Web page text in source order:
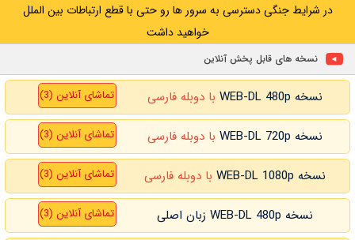
در شرایط جنگی دسترسی به سرور ها رو حتی با قطع ارتباطات بین الملل
خواهید داشت
نسخه های قابل پخش آنلاین
نسخه WEB-DL 480p با دوبله فارسی تماشای آنلاین (3)
نسخه WEB-DL 720p با دوبله فارسی تماشای آنلاین (3)
نسخه WEB-DL 1080p با دوبله فارسی تماشای آنلاین (3)
نسخه WEB-DL 480p زبان اصلی تماشای آنلاین (3)